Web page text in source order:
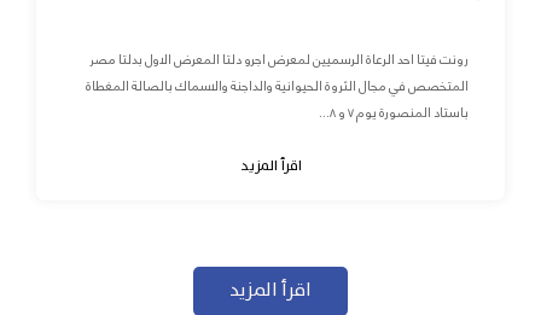
رونت فيتا احد الرعاة الرسميين لمعرض اجرو دلتا المعرض الاول بدلتا مصر
المتخصص في مجال الثروة الحيوانية والداجنة والاسماك بالصالة المغطاة
باستاد المنصورة يوم ٧ و ٨...
اقرأ المزيد
اقرأ المزيد